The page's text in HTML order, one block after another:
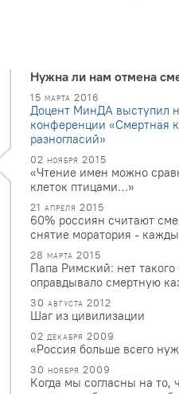
Нужна ли нам отмена
15 марта 2016
Доцент МинДА выступил
конференции «Смертная
разногласий»
02 ноября 2015
«Чтение имен можно
клеток птицами…»
21 апреля 2015
60% россиян считают
снятие моратория -
28 марта 2015
Папа Римский: нет
оправдывало смертную
30 августа 2012
Шаг из цивилизации
02 декабря 2009
«Россия больше всего
30 ноября 2009
Когда мы согласны на то,